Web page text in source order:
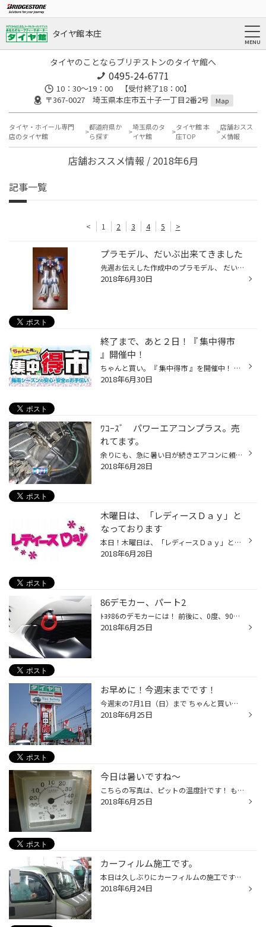
タイヤ館 本庄
タイヤのことならブリヂストンのタイヤ館へ
0495-24-6771
10：30～19：00 【受付終了18：00】
〒367-0027 埼玉県本庄市五十子一丁目2番2号
Map
タイヤ・ホイール専門
店のタイヤ館
都道府県か
ら探す
埼玉県のタ
イヤ館
タイヤ館 本
庄TOP
店舗おスス
メ情報
店舗おススメ情報 / 2018年6月
記事一覧
< 1 2 3 4 5 >
プラモデル、だいぶ出来てきました
先週お伝えした作成中のプラモデル、 だいぶすすみました。 もう足が出来ています。 今回の作品は、自分が「早く飾りたい！」 という気持ちがいつもより強いです。 完成したらまた報告します。
2018年6月30日
終了まで、あと２日！『 集中得市
』開催中！
ちゃんと買い。『 集中得市 』を開催中！ ７月１日（日）までとなっております！ 梅雨の時期は、雨の日が多いので、タイヤの溝が少ないと 雨の日とっても危険です！ 雨の日のブレーキに「ヒヤッ」とした事ありませんか？ 雨の日でも【安心感が違う】タイヤをご用意しております！ また、お買い得な...
2018年6月30日
ﾜｺｰｽﾞ パワーエアコンプラス。売
れてます。
余りにも、急に暑い日が続きエアコンに頼りっぱなしな毎日！ クルマのエアコンがもっと冷たくなればなんて方や、エアコンつけると パワーがでず、遅くなるなど、燃費がかなり悪くなるなんて方に！ 『ワコーズ パワーエアコン プラス』 支持されてます。人気です。 売れてます。 リピーターが多いい...
2018年6月28日
木曜日は、「レディースＤａｙ」と
なっております
本日！木曜日は、「レディースＤａｙ」となっております！ 女性のお客様はエンジンオイル交換がお得に出来ちゃいます！どうせするなら、お得に交換しませんか？ 暑い日が続きますね！お車のｴﾝｼﾞﾝの熱をとる 役目もオイルにはあります。最近交換してない方は、 冷却水と一緒に点検して診てはいかがで...
2018年6月28日
86デモカー、パート2
ﾄﾖﾀ86のデモカーには！ 前後に、0度、90度がﾜﾝﾀｯﾁで可倒固定するチェックボール付きの クスコの牽引フックが！ レッドカラーのスタイリッシュなフック形状！ これだけでも！見た目が一気に！ 『スポーティーで、レーシー』になり、 速そうに見えますね！
2018年6月25日
お早めに！今週末までです！
今週末の7月1日（日）まで ちゃんと買い。『 集中得市 』を開催中！ タイヤ専門店ならではの信頼感あるお手頃モデルから、 『雨に強い』 雨の日でも【安心感が違う】タイヤをご用意しております！ そして、まだあります。 台数限定のお買い得な「お出掛け応援アイテム」など もございます！ 是非、...
2018年6月25日
今日は暑いですね～
こちらの写真は、ピットの温度計です！ もう少しで、【40度】です！ 日陰なのにです！溶けてしまいそうです！ 熱中症にならない様に、スタッフ全員で、声を掛け合って！ 水分補給していきます。皆さんも、こまめな水分補給を！
2018年6月25日
カーフィルム施工です。
本日は久しぶりにカーフィルムの施工です。 今回の作業は、いつものプライバシーフィルムではなく フロントガラスへのＵＶカットフィルムです。 ですから透明なフィルムですので車検等の問題もクリアできる商品となります。 （お取り付けの際は必ず事前に施工業者車検取次ぎの整備工場、カーディー...
2018年6月24日